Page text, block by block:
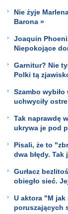
Nie żyje
Barona »
Joaquin
Niepokojące
Garnitur? Nie
Polki tą
Szambo
uchwyciły
Tak naprawdę
ukrywa je pod
Pisali, że to
dwa błędy. Tak
Gurłacz
obiegło sieć.
U aktora "M jak
poruszających